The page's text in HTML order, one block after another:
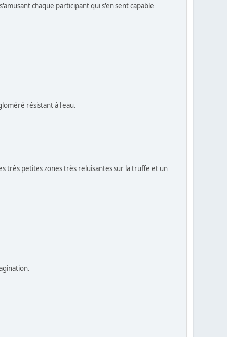
chaque participant qui s'en sent capable
résistant à l'eau.
très petites zones très reluisantes sur la truffe et un